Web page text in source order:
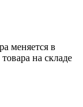
меняется в
на складе